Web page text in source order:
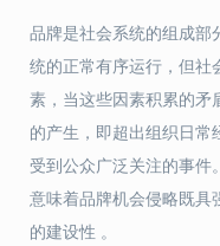
品牌是社会系统的组成部
统的正常有序运行，但社
素，当这些因素积累的矛
的产生，即超出组织日常
受到公众广泛关注的事
意味着品牌机会侵略既具
的建设性 。